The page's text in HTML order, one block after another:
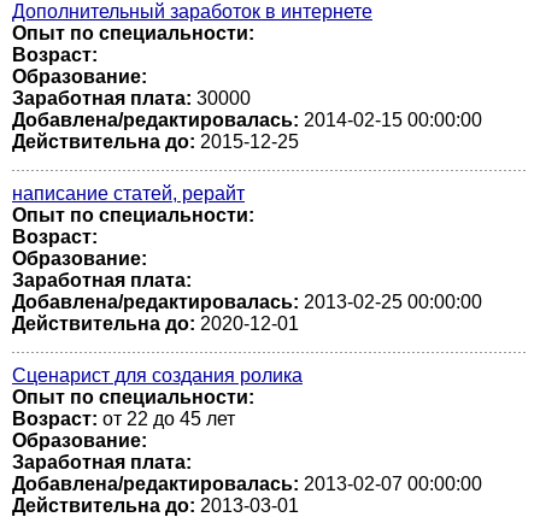
Дополнительный заработок в интернете
Опыт по специальности:
Возраст:
Образование:
Заработная плата: 30000
Добавлена/редактировалась: 2014-02-15 00:00:00
Действительна до: 2015-12-25
написание статей, рерайт
Опыт по специальности:
Возраст:
Образование:
Заработная плата:
Добавлена/редактировалась: 2013-02-25 00:00:00
Действительна до: 2020-12-01
Сценарист для создания ролика
Опыт по специальности:
Возраст: от 22 до 45 лет
Образование:
Заработная плата:
Добавлена/редактировалась: 2013-02-07 00:00:00
Действительна до: 2013-03-01